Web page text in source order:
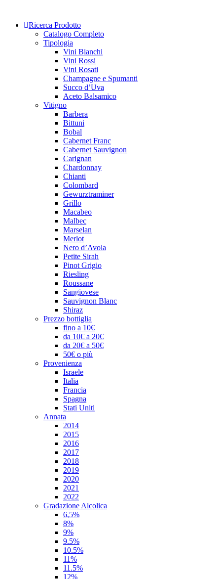
content Ricerca Prodotto
Catalogo Completo
Tipologia
Vini Bianchi
Vini Rossi
Vini Rosati
Champagne e Spumanti
Succo d’Uva
Aceto Balsamico
Vitigno
Barbera
Bittuni
Bobal
Cabernet Franc
Cabernet Sauvignon
Carignan
Chardonnay
Chianti
Colombard
Gewurztraminer
Grillo
Macabeo
Malbec
Marselan
Merlot
Nero d’Avola
Petite Sirah
Pinot Grigio
Riesling
Roussane
Sangiovese
Sauvignon Blanc
Shiraz
Prezzo bottiglia
fino a 10€
da 10€ a 20€
da 20€ a 50€
50€ o più
Provenienza
Israele
Italia
Francia
Spagna
Stati Uniti
Annata
2014
2015
2016
2017
2018
2019
2020
2021
2022
Gradazione Alcolica
6,5%
8%
9%
9.5%
10.5%
11%
11.5%
12%